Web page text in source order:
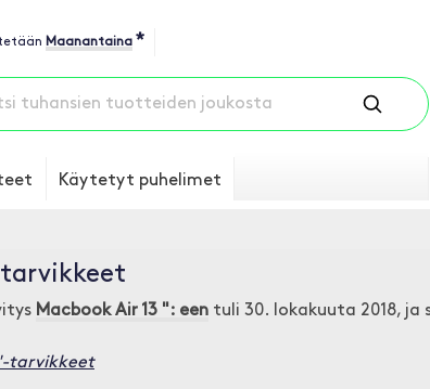
Maanantaina *
Käytetyt puhelimet
tarvikkeet
Macbook Air 13 ": een tuli 30. lokakuuta 2018,
tarvikkeet